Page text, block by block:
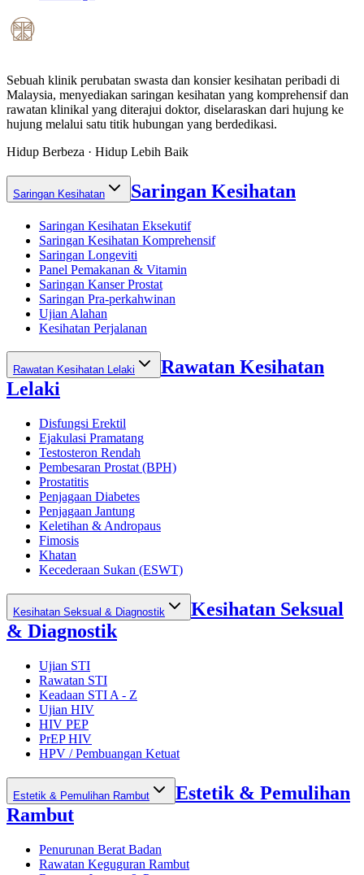
Sebuah klinik perubatan swasta dan konsier kesihatan peribadi di
Malaysia, menyediakan saringan kesihatan yang komprehensif dan
rawatan klinikal yang diterajui doktor, diselaraskan dari hujung ke
hujung melalui satu titik hubungan yang berdedikasi.
Hidup Berbeza · Hidup Lebih Baik
Saringan Kesihatan Saringan Kesihatan
Saringan Kesihatan Eksekutif
Saringan Kesihatan Komprehensif
Saringan Longeviti
Panel Pemakanan & Vitamin
Saringan Kanser Prostat
Saringan Pra-perkahwinan
Ujian Alahan
Kesihatan Perjalanan
Rawatan Kesihatan Lelaki
Rawatan Kesihatan
Lelaki
Disfungsi Erektil
Ejakulasi Pramatang
Testosteron Rendah
Pembesaran Prostat (BPH)
Prostatitis
Penjagaan Diabetes
Penjagaan Jantung
Keletihan & Andropaus
Fimosis
Khatan
Kecederaan Sukan (ESWT)
Kesihatan Seksual & Diagnostik
Kesihatan Seksual
& Diagnostik
Ujian STI
Rawatan STI
Keadaan STI A - Z
Ujian HIV
HIV PEP
PrEP HIV
HPV / Pembuangan Ketuat
Estetik & Pemulihan Rambut
Estetik & Pemulihan
Rambut
Penurunan Berat Badan
Rawatan Keguguran Rambut